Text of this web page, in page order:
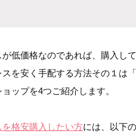
低価格なのであれば、購入し
を安く手配する方法その１は
ップを4つご紹介します。
格安購入したい方には、以下